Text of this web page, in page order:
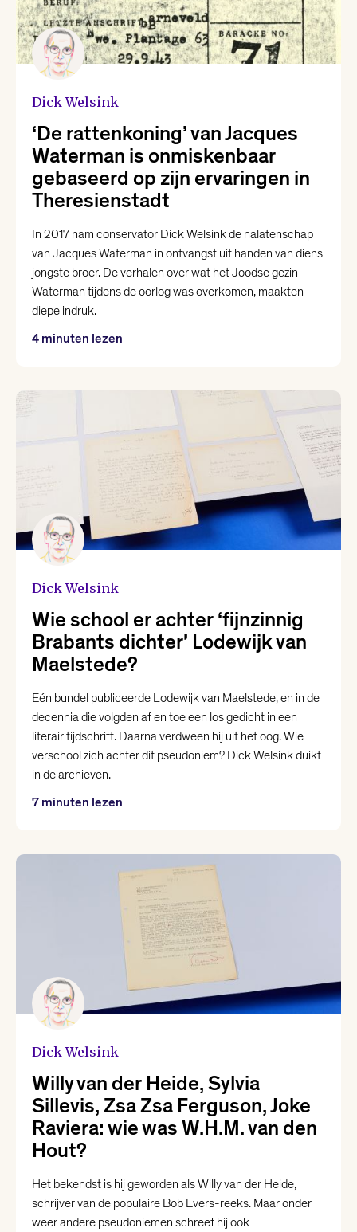
Dick Welsink
‘De rattenkoning’ van Jacques
Waterman is onmiskenbaar
gebaseerd op zijn ervaringen in
Theresienstadt
In 2017 nam conservator Dick Welsink de nalatenschap
van Jacques Waterman in ontvangst uit handen van diens
jongste broer. De verhalen over wat het Joodse gezin
Waterman tijdens de oorlog was overkomen, maakten
diepe indruk.
4 minuten lezen
Dick Welsink
Wie school er achter ‘fijnzinnig
Brabants dichter’ Lodewijk van
Maelstede?
Eén bundel publiceerde Lodewijk van Maelstede, en in de
decennia die volgden af en toe een los gedicht in een
literair tijdschrift. Daarna verdween hij uit het oog. Wie
verschool zich achter dit pseudoniem? Dick Welsink duikt
in de archieven.
7 minuten lezen
Dick Welsink
Willy van der Heide, Sylvia
Sillevis, Zsa Zsa Ferguson, Joke
Raviera: wie was W.H.M. van den
Hout?
Het bekendst is hij geworden als Willy van der Heide,
schrijver van de populaire Bob Evers-reeks. Maar onder
weer andere pseudoniemen schreef hij ook